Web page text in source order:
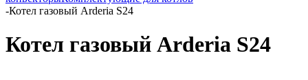
-Котел газовый Arderia S24
Котел газовый Arderia S24